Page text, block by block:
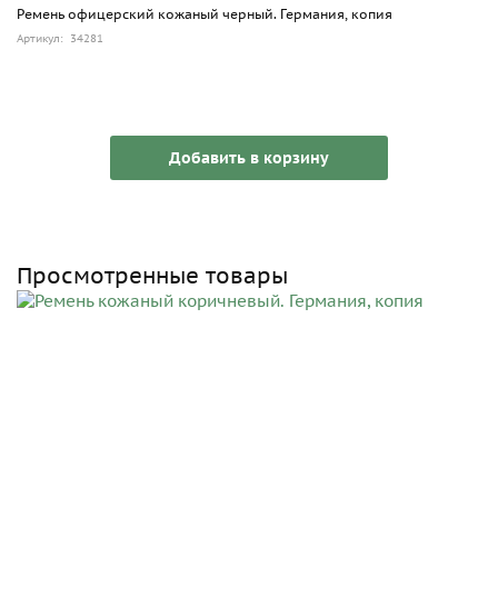
Ремень офицерский кожаный черный. Германия, копия
Артикул: 34281
Добавить в корзину
Просмотренные товары